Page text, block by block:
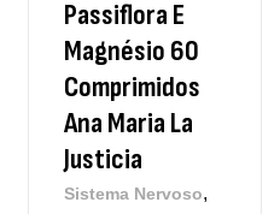
Passiflora E
Magnésio 60
Comprimidos
Ana Maria La
Justicia
Sistema Nervoso,